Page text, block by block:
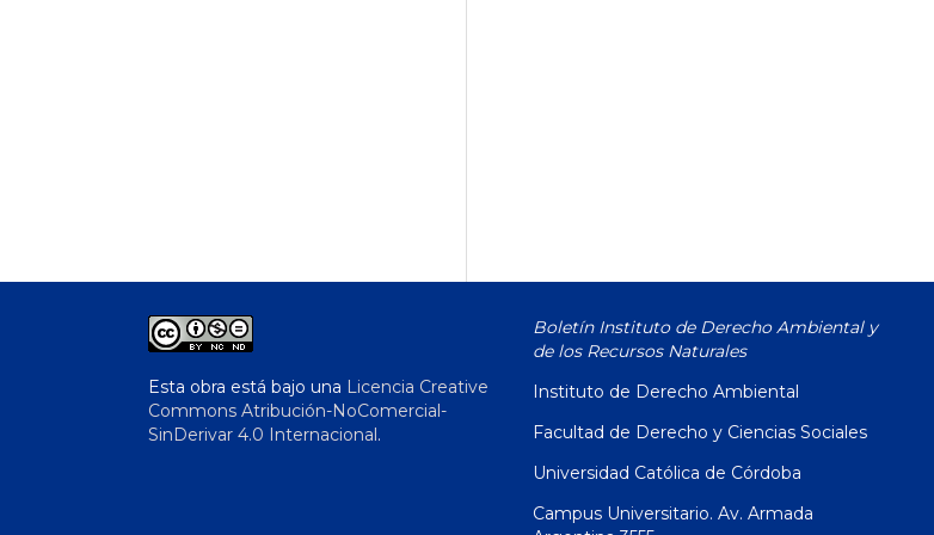
Esta obra está bajo una Licencia Creative
Commons Atribución-NoComercial-
SinDerivar 4.0 Internacional.
Boletín Instituto de Derecho Ambiental y
de los Recursos Naturales
Instituto de Derecho Ambiental
Facultad de Derecho y Ciencias Sociales
Universidad Católica de Córdoba
Campus Universitario. Av. Armada